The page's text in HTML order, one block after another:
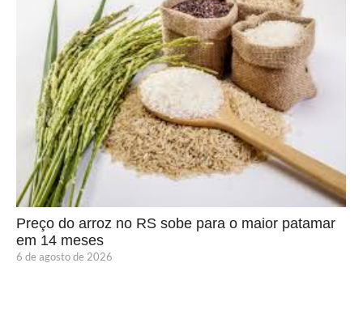
Preço do arroz no RS sobe para o maior patamar
em 14 meses
6 de agosto de 2026